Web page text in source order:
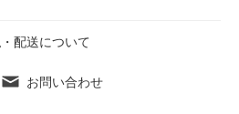
配送について
お問い合わせ